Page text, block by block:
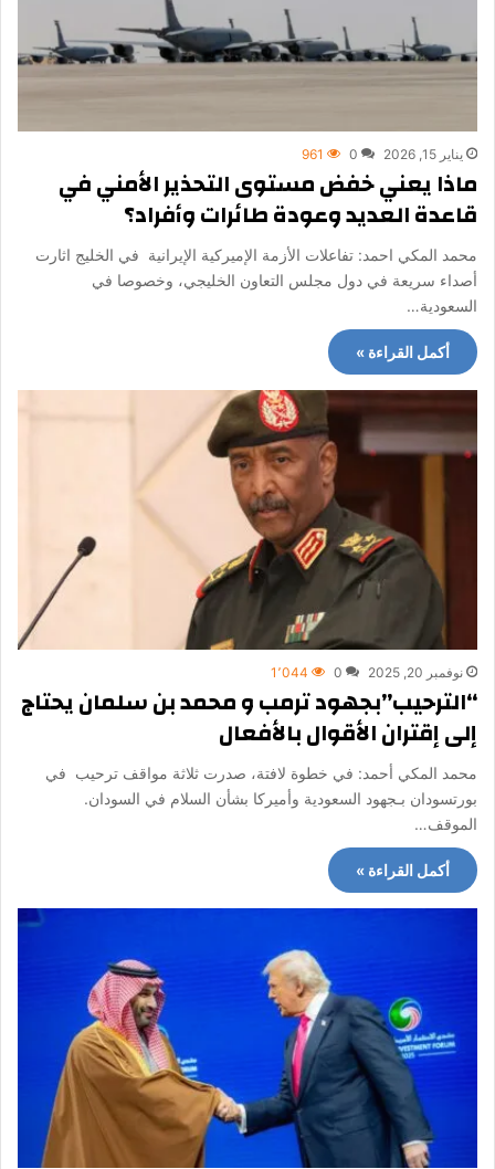
يناير 15, 2026 0
961
ماذا يعني خفض مستوى التحذير الأمني في
قاعدة العديد وعودة طائرات وأفراد؟
محمد المكي احمد: تفاعلات الأزمة الإميركية الإيرانية في الخليج اثارت
أصداء سريعة في دول مجلس التعاون الخليجي، وخصوصا في
السعودية…
أكمل القراءة »
نوفمبر 20, 2025 0 1٬044
“الترحيب”بجهود ترمب و محمد بن سلمان يحتاج
إلى إقتران الأقوال بالأفعال
محمد المكي أحمد: في خطوة لافتة، صدرت ثلاثة مواقف ترحيب في
بورتسودان بـجهود السعودية وأميركا بشأن السلام في السودان.
الموقف…
أكمل القراءة »